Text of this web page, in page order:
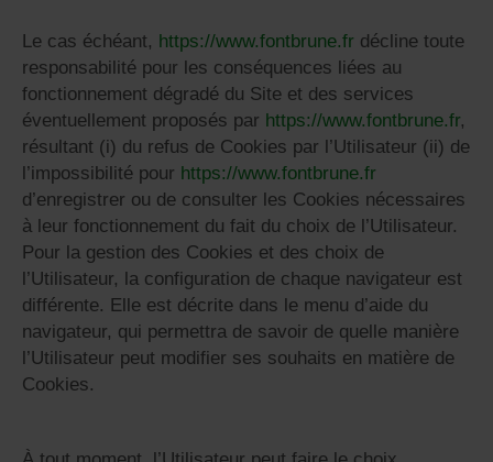
Le cas échéant, https://www.fontbrune.fr décline toute
responsabilité pour les conséquences liées au
fonctionnement dégradé du Site et des services
éventuellement proposés par https://www.fontbrune.fr,
résultant (i) du refus de Cookies par l’Utilisateur (ii) de
l’impossibilité pour https://www.fontbrune.fr
d’enregistrer ou de consulter les Cookies nécessaires
à leur fonctionnement du fait du choix de l’Utilisateur.
Pour la gestion des Cookies et des choix de
l’Utilisateur, la configuration de chaque navigateur est
différente. Elle est décrite dans le menu d’aide du
navigateur, qui permettra de savoir de quelle manière
l’Utilisateur peut modifier ses souhaits en matière de
Cookies.